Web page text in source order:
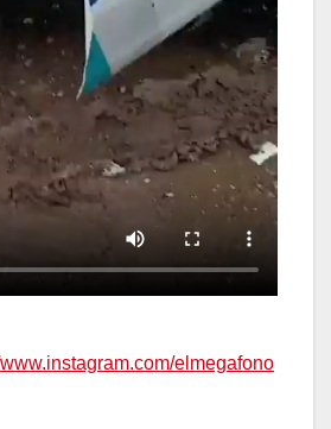
elmegafono